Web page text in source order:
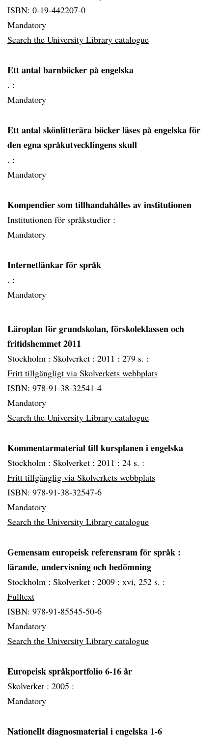
ISBN: 0-19-442207-0
Mandatory
Search the University Library catalogue
Ett antal barnböcker på engelska
. :
Mandatory
Ett antal skönlitterära böcker läses på engelska för
den egna språkutvecklingens skull
. :
Mandatory
Kompendier som tillhandahålles av institutionen
Institutionen för språkstudier :
Mandatory
Internetlänkar för språk
. :
Mandatory
Läroplan för grundskolan, förskoleklassen och
fritidshemmet 2011
Stockholm : Skolverket : 2011 : 279 s. :
Fritt tillgängligt via Skolverkets webbplats
ISBN: 978-91-38-32541-4
Mandatory
Search the University Library catalogue
Kommentarmaterial till kursplanen i engelska
Stockholm : Skolverket : 2011 : 24 s. :
Fritt tillgänglig via Skolverkets webbplats
ISBN: 978-91-38-32547-6
Mandatory
Search the University Library catalogue
Gemensam europeisk referensram för språk :
lärande, undervisning och bedömning
Stockholm : Skolverket : 2009 : xvi, 252 s. :
Fulltext
ISBN: 978-91-85545-50-6
Mandatory
Search the University Library catalogue
Europeisk språkportfolio 6-16 år
Skolverket : 2005 :
Mandatory
Nationellt diagnosmaterial i engelska 1-6